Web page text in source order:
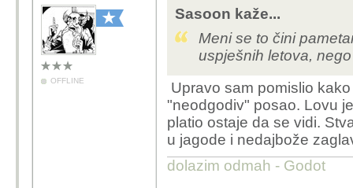
OFFLINE
Sasoon kaže...
Meni se to čini
uspješnih letova,
Upravo sam pomislio
"neodgodiv" posao. Lovu
platio ostaje da se vidi.
u jagode i nedajbože
dolazim odmah - Godot